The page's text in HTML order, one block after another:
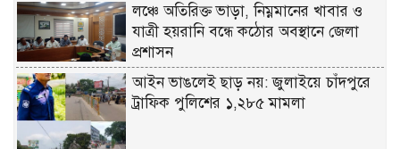
লঞ্চে অতিরিক্ত ভাড়া, নিম্নমানের খাবার ও
যাত্রী হয়রানি বন্ধে কঠোর অবস্থানে জেলা
প্রশাসন
আইন ভাঙলেই ছাড় নয়: জুলাইয়ে চাঁদপুরে
ট্রাফিক পুলিশের ১,২৮৫ মামলা